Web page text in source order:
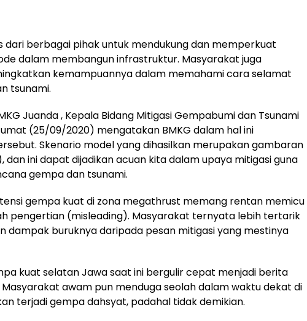
dari berbagai pihak untuk mendukung dan memperkuat
dalam membangun infrastruktur. Masyarakat juga
kemampuannya dalam memahami cara selamat
tsunami.
Juanda , Kepala Bidang Mitigasi Gempabumi dan Tsunami
(25/09/2020) mengatakan BMKG dalam hal ini
Skenario model yang dihasilkan merupakan gambaran
ini dapat dijadikan acuan kita dalam upaya mitigasi guna
gempa dan tsunami.
gempa kuat di zona megathrust memang rentan memicu
pengertian (misleading). Masyarakat ternyata lebih tertarik
dampak buruknya daripada pesan mitigasi yang mestinya
kuat selatan Jawa saat ini bergulir cepat menjadi berita
awam pun menduga seolah dalam waktu dekat di
terjadi gempa dahsyat, padahal tidak demikian.